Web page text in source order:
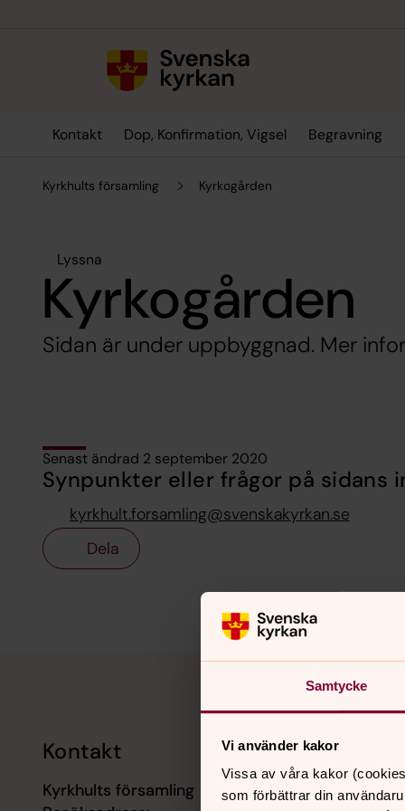
Samtycke
Vi använder kakor
Vissa av våra kakor
som förbättrar din
Kontakt Dop, Konfirmation, Vigsel Begravning
Kyrkhults församling Kyrkogården
Lyssna
Kyrkogården
Sidan är under uppbyggnad. Mer
Senast ändrad 2 september 2020
Synpunkter eller frågor på sidans
kyrkhult.forsamling@svenskakyrkan.se
Dela
Kontakt
Kyrkhults församling
9